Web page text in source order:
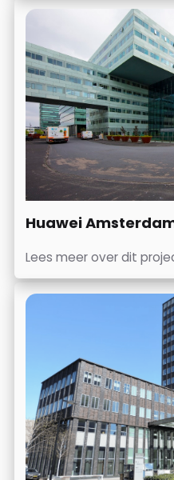
Huawei
Lees meer over dit